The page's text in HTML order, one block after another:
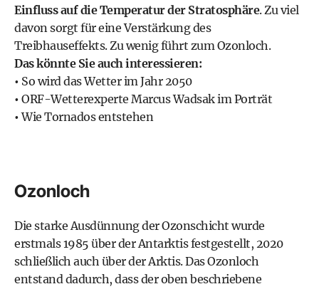
Einfluss auf die Temperatur der Stratosphäre. Zu viel
davon sorgt für eine Verstärkung des
Treibhauseffekts. Zu wenig führt zum Ozonloch.
Das könnte Sie auch interessieren:
• So wird das Wetter im Jahr 2050
• ORF-Wetterexperte Marcus Wadsak im Porträt
• Wie Tornados entstehen
Ozonloch
Die starke Ausdünnung der Ozonschicht wurde
erstmals 1985 über der Antarktis festgestellt, 2020
schließlich auch über der Arktis. Das Ozonloch
entstand dadurch, dass der oben beschriebene